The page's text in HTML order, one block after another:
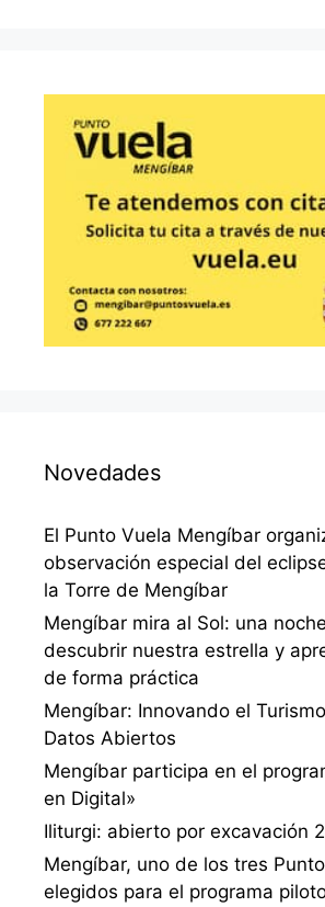
Novedades
El Punto Vuela Mengíbar
observación especial del
la Torre de Mengíbar
Mengíbar mira al Sol: una
descubrir nuestra estrella y
de forma práctica
Mengíbar: Innovando el
Datos Abiertos
Mengíbar participa en el
en Digital»
Iliturgi: abierto por excavación
Mengíbar, uno de los tres
elegidos para el programa